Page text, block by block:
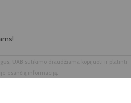
UAB sutikimo draudžiama kopijuoti ir platinti
esančią informaciją.